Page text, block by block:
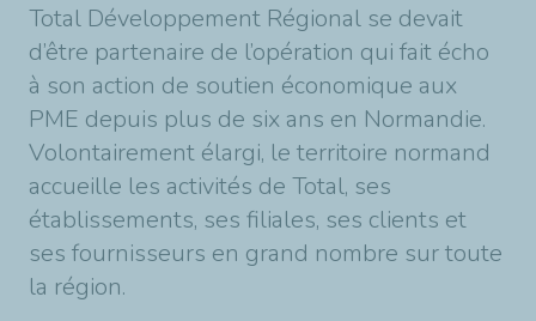
Total Développement Régional se devait
d’être partenaire de l’opération qui fait écho
à son action de soutien économique aux
PME depuis plus de six ans en Normandie.
Volontairement élargi, le territoire normand
accueille les activités de Total, ses
établissements, ses filiales, ses clients et
ses fournisseurs en grand nombre sur toute
la région.